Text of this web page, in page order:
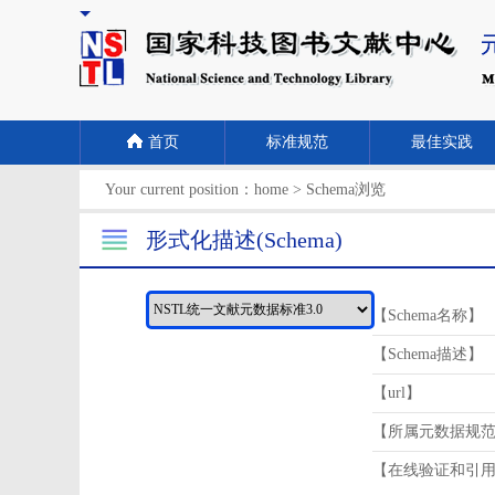
首页 标准规范 最佳实践
Your current position： home > Schema浏览
形式化描述(Schema)
【Schema名称】
【Schema描述】
【url】
【所属元数据规
【在线验证和引